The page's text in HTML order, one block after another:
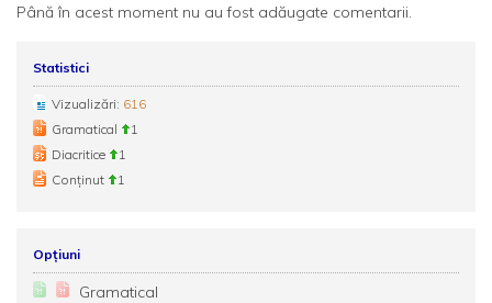
Până în acest moment nu au fost adăugate comentarii.
Statistici
Vizualizări: 616
Gramatical
1
Diacritice
1
Conținut
1
Opțiuni
Gramatical